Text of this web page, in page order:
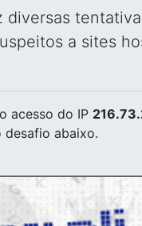
diversas
a sites
acesso do IP
desafio abaixo.